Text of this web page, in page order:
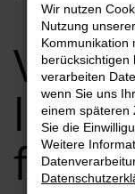
VW
Wir nutzen
Nutzung
Kommunikation
berücksichtigen
verarbeiten
wenn Sie uns
einem späteren
Sie die
Weitere